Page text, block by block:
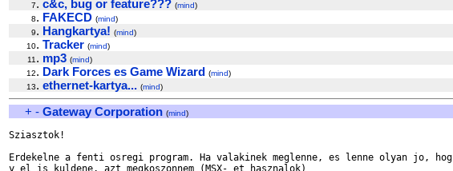
7. c&c, bug or feature??? (mind)
8. FAKECD (mind)
9. Hangkartya! (mind)
10. Tracker (mind)
11 . mp3 (mind)
12. Dark Forces es Game Wizard (mind)
13. ethernet-kartya... (mind)
+ - Gateway Corporation (mind)
Sziasztok!
Erdekelne a fenti osregi program. Ha valakinek meglenne, es lenne olyan jo, hog
y el is kuldene, azt megkoszonnem (MSX- et hasznalok)